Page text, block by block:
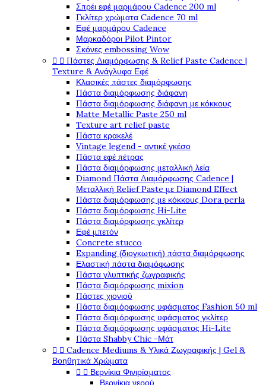
Σπρέι εφέ μαρμάρου Cadence 200 ml
Γκλίτερ χρώματα Cadence 70 ml
Εφέ μαρμάρου Cadence
Μαρκαδόροι Pilot Pintor
Σκόνες embossing Wow
  Πάστες Διαμόρφωσης & Relief Paste Cadence |
Texture & Ανάγλυφα Εφέ
Κλασικές πάστες διαμόρφωσης
Πάστα διαμόρφωσης διάφανη
Πάστα διαμόρφωσης διάφανη με κόκκους
Matte Metallic Paste 250 ml
Texture art relief paste
Πάστα κρακελέ
Vintage legend - αντικέ γκέσο
Πάστα εφέ πέτρας
Πάστα διαμόρφωσης μεταλλική λεία
Diamond Πάστα Διαμόρφωσης Cadence |
Μεταλλική Relief Paste με Diamond Effect
Πάστα διαμόρφωσης με κόκκους Dora perla
Πάστα διαμόρφωσης Hi-Lite
Πάστα διαμόρφωσης γκλίτερ
Εφέ μπετόν
Concrete stucco
Expanding (διογκωτική) πάστα διαμόρφωσης
Ελαστική πάστα διαμόφωσης
Πάστα γλυπτικής ζωγραφικής
Πάστα διαμόρφωσης mixion
Πάστες χιονιού
Πάστα διαμόρφωσης υφάσματος Fashion 50 ml
Πάστα διαμόρφωσης υφάσματος γκλίτερ
Πάστα διαμόρφωσης υφάσματος Hi-Lite
Πάστα Shabby Chic -Μάτ
  Cadence Mediums & Υλικά Ζωγραφικής | Gel &
Βοηθητικά Χρώματα
  Βερνίκια Φινιρίσματος
Βερνίκια νερού